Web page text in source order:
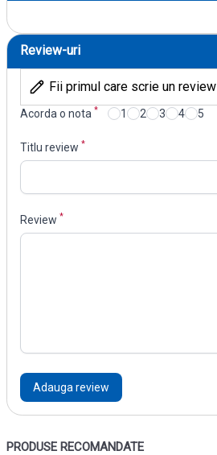
Review-uri
Fii primul care scrie un review
Acorda o nota * 1 2 3 4 5
Titlu review *
Review *
Adauga review
PRODUSE RECOMANDATE